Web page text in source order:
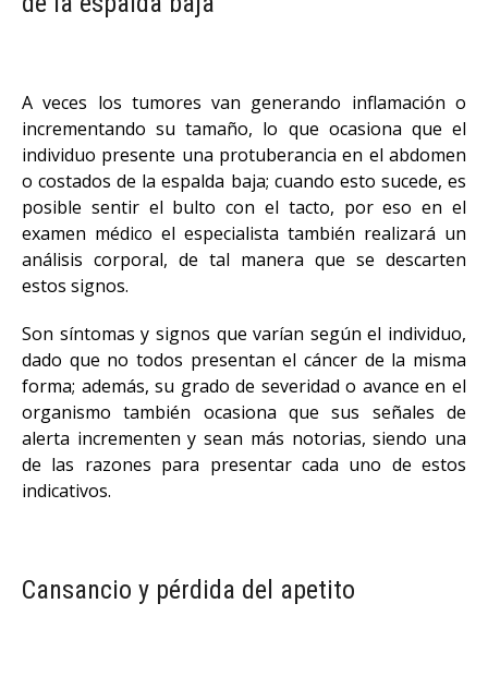
A veces los tumores van generando inflamación o
incrementando su tamaño, lo que ocasiona que el
individuo presente una protuberancia en el abdomen
o costados de la espalda baja; cuando esto sucede, es
posible sentir el bulto con el tacto, por eso en el
examen médico el especialista también realizará un
análisis corporal, de tal manera que se descarten
estos signos.
Son síntomas y signos que varían según el individuo,
dado que no todos presentan el cáncer de la misma
forma; además, su grado de severidad o avance en el
organismo también ocasiona que sus señales de
alerta incrementen y sean más notorias, siendo una
de las razones para presentar cada uno de estos
indicativos.
Cansancio y pérdida del apetito